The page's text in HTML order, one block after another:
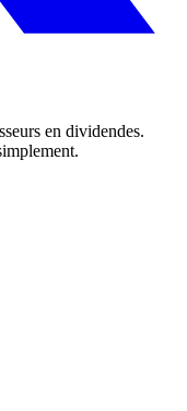
en dividendes.